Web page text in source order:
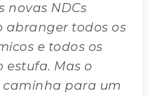
novas NDCs
abranger todos os
e todos os
estufa. Mas o
para um